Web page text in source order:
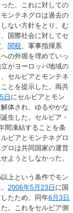
た。これに対しての
ンテネグロは過去の
ない方針をとり、む
国際社会に対してセ
関税 、軍事指揮系
の外堀を埋めていっ
がヨーロッパ地域の
セルビアとモンテネ
とを提示した。両共
日にセルビアとモン
体され、ゆるやかな
誕生した。セルビア・
間凍結することを条
ビアとモンテネグロ
ロは共同国家の運営
ようとしなかった。
上という条件でモン
2006年5月23日に国
たため、同年6月3日
。これをセルビア側